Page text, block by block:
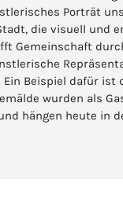
Porträt
die visuell und
Gemeinschaft
Beispiel dafür ist
wurden als
hängen heute in